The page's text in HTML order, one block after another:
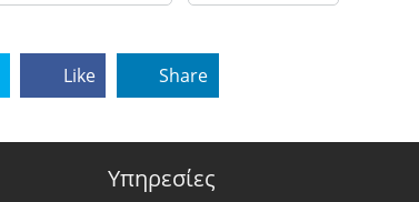
Like Share
Υπηρεσίες